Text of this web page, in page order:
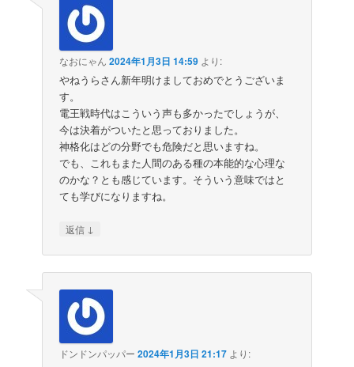
なおにゃん 2024年1月3日 14:59 より:
やねうらさん新年明けましておめでとうございま
す。
電王戦時代はこういう声も多かったでしょうが、
今は決着がついたと思っておりました。
神格化はどの分野でも危険だと思いますね。
でも、これもまた人間のある種の本能的な心理な
のかな？とも感じています。そういう意味ではと
ても学びになりますね。
返信 ↓
ドンドンパッパー 2024年1月3日 21:17 より: